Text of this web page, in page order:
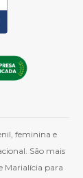
feminina e
São mais
Marialícia para